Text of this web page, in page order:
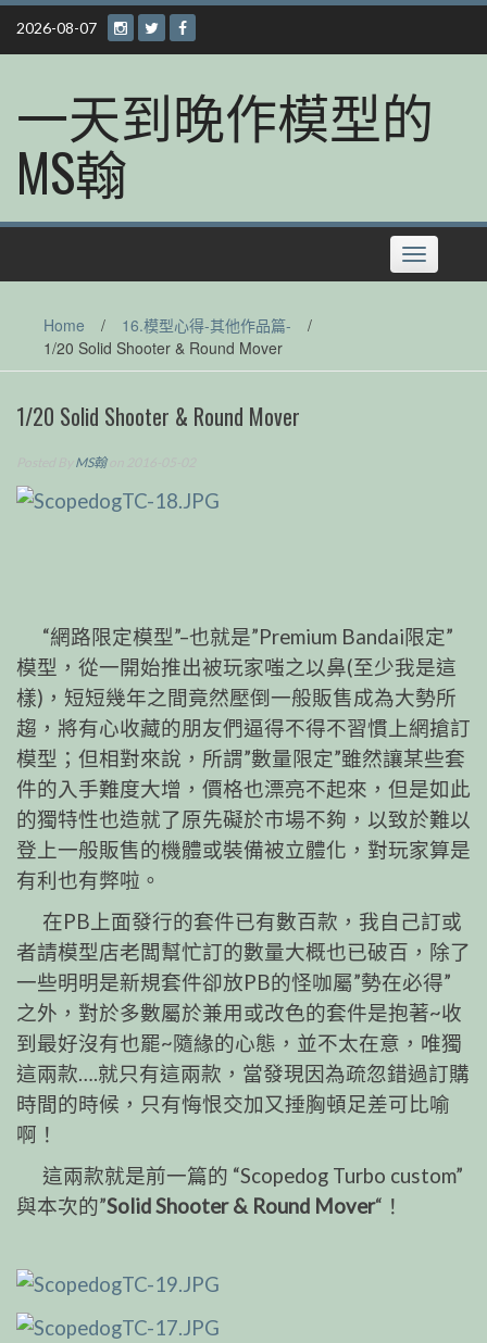
Skip
content
2026-08-07
一天到晚作模型的
MS翰
Toggle
navigation
Home / 16.模型心得-其他作品篇-
/
1/20 Solid Shooter & Round Mover
1/20 Solid Shooter & Round Mover
MS翰on 2016-05-02
“網路限定模型”–也就是”Premium Bandai限定”
模型，從一開始推出被玩家嗤之以鼻(至少我是這
樣)，短短幾年之間竟然壓倒一般販售成為大勢所
趨，將有心收藏的朋友們逼得不得不習慣上網搶訂
模型；但相對來說，所謂”數量限定”雖然讓某些套
件的入手難度大增，價格也漂亮不起來，但是如此
的獨特性也造就了原先礙於市場不夠，以致於難以
登上一般販售的機體或裝備被立體化，對玩家算是
有利也有弊啦。
在PB上面發行的套件已有數百款，我自己訂或
者請模型店老闆幫忙訂的數量大概也已破百，除了
一些明明是新規套件卻放PB的怪咖屬”勢在必得”
之外，對於多數屬於兼用或改色的套件是抱著~收
到最好沒有也罷~隨緣的心態，並不太在意，唯獨
這兩款….就只有這兩款，當發現因為疏忽錯過訂購
時間的時候，只有悔恨交加又捶胸頓足差可比喻
啊！
這兩款就是前一篇的 “Scopedog Turbo custom”
與本次的”Solid Shooter & Round Mover“！